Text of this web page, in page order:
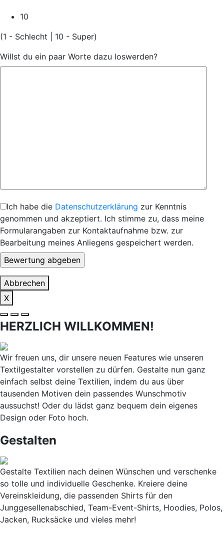
10
(1 - Schlecht | 10 - Super)
Willst du ein paar Worte dazu loswerden?
Ich habe die Datenschutzerklärung zur Kenntnis
genommen und akzeptiert. Ich stimme zu, dass meine
Formularangaben zur Kontaktaufnahme bzw. zur
Bearbeitung meines Anliegens gespeichert werden.
Abbrechen
X
HERZLICH WILLKOMMEN!
Wir freuen uns, dir unsere neuen Features wie unseren
Textilgestalter vorstellen zu dürfen. Gestalte nun ganz
einfach selbst deine Textilien, indem du aus über
tausenden Motiven dein passendes Wunschmotiv
aussuchst! Oder du lädst ganz bequem dein eigenes
Design oder Foto hoch.
Gestalten
Gestalte Textilien nach deinen Wünschen und verschenke
so tolle und individuelle Geschenke. Kreiere deine
Vereinskleidung, die passenden Shirts für den
Junggesellenabschied, Team-Event-Shirts, Hoodies, Polos,
Jacken, Rucksäcke und vieles mehr!